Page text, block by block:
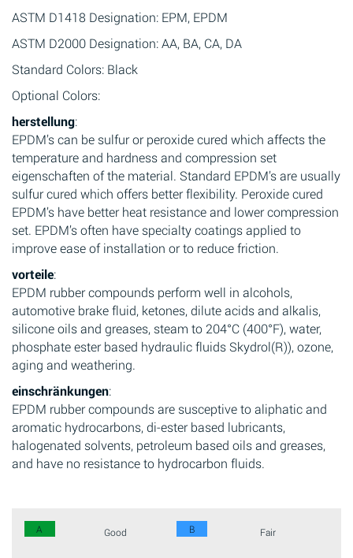
ASTM D1418 Designation: EPM, EPDM
ASTM D2000 Designation: AA, BA, CA, DA
Standard Colors: Black
Optional Colors:
herstellung:
EPDM’s can be sulfur or peroxide cured which affects the
temperature and hardness and compression set
eigenschaften of the material. Standard EPDM’s are usually
sulfur cured which offers better flexibility. Peroxide cured
EPDM’s have better heat resistance and lower compression
set. EPDM’s often have specialty coatings applied to
improve ease of installation or to reduce friction.
vorteile:
EPDM rubber compounds perform well in alcohols,
automotive brake fluid, ketones, dilute acids and alkalis,
silicone oils and greases, steam to 204°C (400°F), water,
phosphate ester based hydraulic fluids Skydrol(R)), ozone,
aging and weathering.
einschränkungen:
EPDM rubber compounds are susceptive to aliphatic and
aromatic hydrocarbons, di-ester based lubricants,
halogenated solvents, petroleum based oils and greases,
and have no resistance to hydrocarbon fluids.
A Good B Fair